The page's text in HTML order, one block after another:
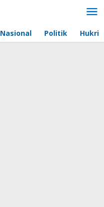
Nasional Politik